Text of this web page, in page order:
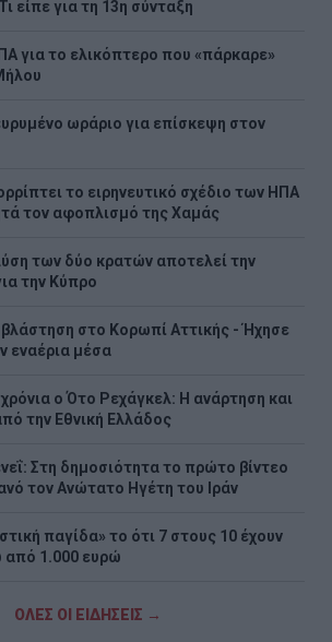
είπε για τη 13η σύνταξη
για το ελικόπτερο που «πάρκαρε»
ωράριο για επίσκεψη στον
το ειρηνευτικό σχέδιο των ΗΠΑ
τον αφοπλισμό της Χαμάς
των δύο κρατών αποτελεί την
την Κύπρο
στο Κορωπί Αττικής - Ήχησε
εναέρια μέσα
χρόνια ο Ότο Ρεχάγκελ: Η ανάρτηση και
την Εθνική Ελλάδος
Στη δημοσιότητα το πρώτο βίντεο
τον Ανώτατο Ηγέτη του Ιράν
παγίδα» το ότι 7 στους 10 έχουν
από 1.000 ευρώ
ΟΛΕΣ ΟΙ ΕΙΔΗΣΕΙΣ →